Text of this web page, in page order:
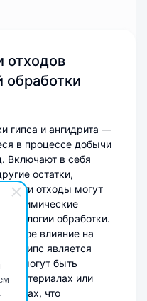
отходов
обработки
гипса и ангидрита —
в процессе добычи
Включают в себя
остатки,
Эти отходы могут
и химические
обработки.
влияние на
гипс является
могут быть
материалах или
что